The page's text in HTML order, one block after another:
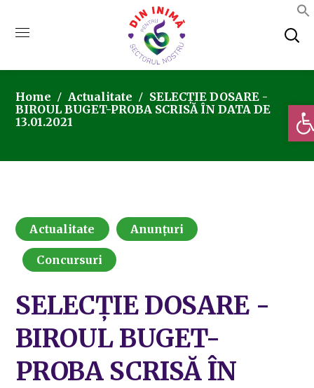
Home Actualitate
SELECȚIE DOSARE -
BIROUL BUGET-PROBA SCRISĂ ÎN DATA DE
13.01.2021
Actualitate Anunțuri
Concursuri
SELECȚIE DOSARE -
BIROUL BUGET-
PROBA SCRISĂ ÎN